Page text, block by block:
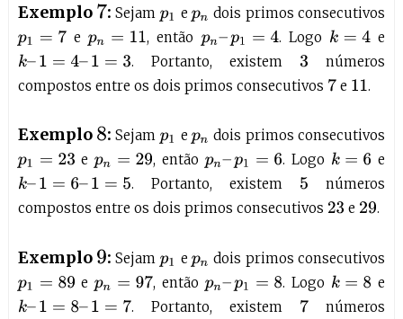
Exemplo 7: Sejam p1 epn dois primos consecutivos
p1 7 epn =11 , então pn–p1= 4 . Logo k=4
e
k–1 = 4–1 =3 . Portanto, existem 3 números
compostos entre os dois primos consecutivos 7e 11 .
Exemplo 8: Sejam p1 epn dois primos consecutivos
p1 23 epn =29 , então pn–p1= 6 . Logo k=6
e
k–1 = 6–1 =5 . Portanto, existem 5 números
compostos entre os dois primos consecutivos 23 e 29.
Exemplo 9: Sejam p1 epn dois primos consecutivos
p1 =89 epn =97 , então pn–p1= 8 . Logo k=8
e
k–1 = 8–1 =7 . Portanto, existem 7 números